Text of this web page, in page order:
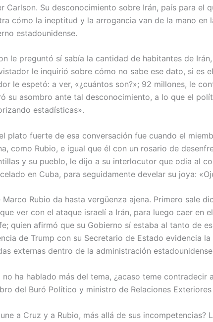
Carlson. Su desconocimiento sobre Irán, país para el
cómo la ineptitud y la arrogancia van de la mano en
estadounidense.
le preguntó sí sabía la cantidad de habitantes de
le inquirió sobre cómo no sabe ese dato, si es
le espetó: a ver, «¿cuántos son?»; 92 millones, le
su asombro ante tal desconocimiento, a lo que el
estadísticas».
plato fuerte de esa conversación fue cuando el
como Rubio, e igual que él con un rosario de
y su pueblo, le dijo a su interlocutor que odia al
en Cuba, para seguidamente develar su joya:
Marco Rubio da hasta vergüenza ajena. Primero sale
ver con el ataque israelí a Irán, para luego caer en
quien afirmó que su Gobierno sí estaba al tanto de
de Trump con su Secretario de Estado evidencia
externas dentro de la administración
no ha hablado más del tema, ¿acaso teme contradecir
del Buró Político y ministro de Relaciones
une a Cruz y a Rubio, más allá de sus incompetencias?